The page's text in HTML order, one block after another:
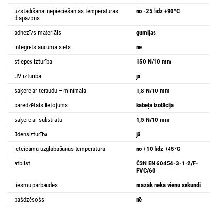
uzstādīšanai nepieciešamās temperatūras
diapazons
no -25 līdz +90°C
adhezīvs materiāls
gumijas
integrēts auduma siets
nē
stiepes izturība
150 N/10 mm
UV izturība
jā
saķere ar tēraudu – minimāla
1,8 N/10 mm
paredzētais lietojums
kabeļa izolācija
saķere ar substrātu
1,5 N/10 mm
ūdensizturība
jā
ieteicamā uzglabāšanas temperatūra
no +10 līdz +45°C
atbilst
ČSN EN 60454-3-1-2/F-
PVC/60
liesmu pārbaudes
mazāk nekā vienu sekundi
pašdzēsošs
nē